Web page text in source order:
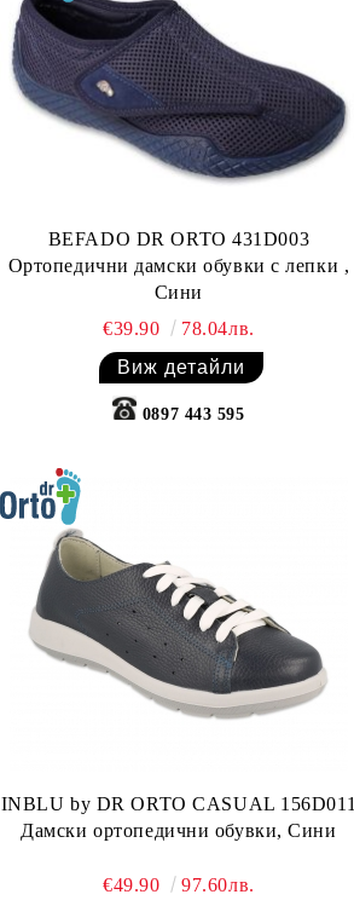
BEFADO DR ORTO 431D003
Ортопедични дамски обувки с лепки ,
Сини
€39.90
78.04лв.
Виж детайли
0897 443 595
INBLU by DR ORTO CASUAL 156D011
Дамски ортопедични обувки, Сини
€49.90 97.60лв.